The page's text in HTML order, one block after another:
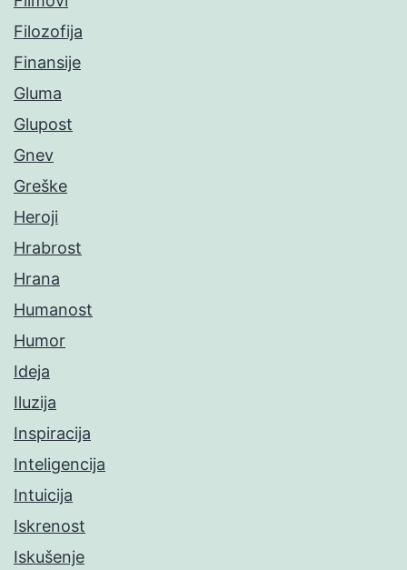
Filozofija
Finansije
Gluma
Glupost
Gnev
Greške
Heroji
Hrabrost
Hrana
Humanost
Humor
Ideja
Iluzija
Inspiracija
Inteligencija
Intuicija
Iskrenost
Iskušenje